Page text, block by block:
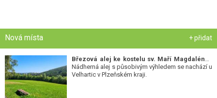
Nová místa + přidat
Březová alej ke kostelu sv. Maří Magdalény-
Nádherná alej s působivým výhledem se nachází u
Velhartic v Plzeňském kraji.